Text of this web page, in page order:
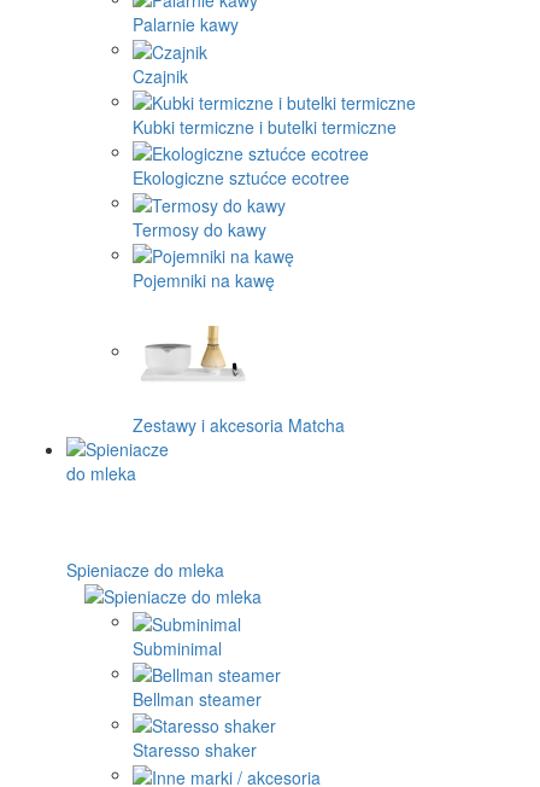
Palarnie kawy
Czajnik
Kubki termiczne i butelki termiczne
Ekologiczne sztućce ecotree
Termosy do kawy
Pojemniki na kawę
Zestawy i akcesoria Matcha
Spieniacze do mleka
Subminimal
Bellman steamer
Staresso shaker